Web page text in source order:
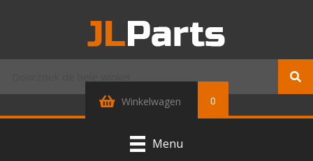
Winkelwagen 0
Menu